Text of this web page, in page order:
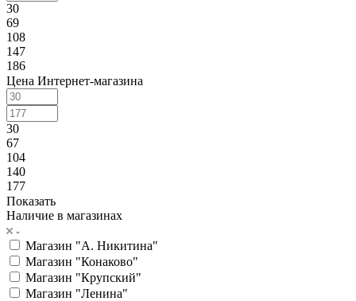
30
69
108
147
186
Цена Интернет-магазина
30
67
104
140
177
Показать
Наличие в магазинах
Магазин "А. Никитина"
Магазин "Конаково"
Магазин "Крупский"
Магазин "Ленина"